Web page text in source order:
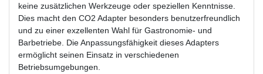
keine zusätzlichen Werkzeuge oder speziellen Kenntnisse.
Dies macht den CO2 Adapter besonders benutzerfreundlich
und zu einer exzellenten Wahl für Gastronomie- und
Barbetriebe. Die Anpassungsfähigkeit dieses Adapters
ermöglicht seinen Einsatz in verschiedenen
Betriebsumgebungen.